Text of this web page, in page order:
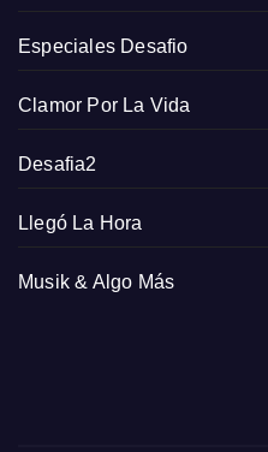
Especiales Desafio
Clamor Por La Vida
Desafia2
Llegó La Hora
Musik & Algo Más